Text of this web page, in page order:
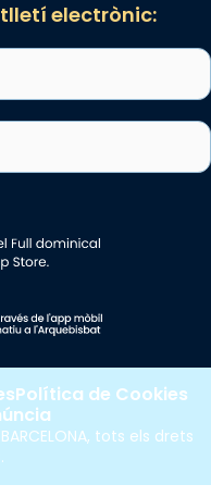
electrònic:
tots els drets
Política de Cookies